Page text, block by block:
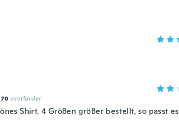
70 overførsler
Shirt. 4 Größen größer bestellt, so passt es